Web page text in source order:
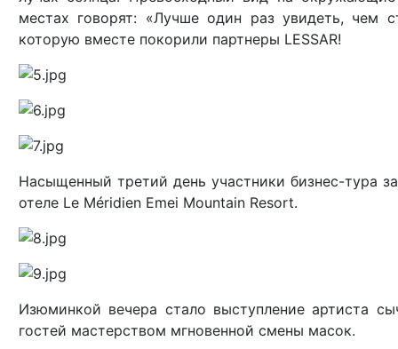
местах говорят: «Лучше один раз увидеть, чем
которую вместе покорили партнеры LESSAR!
Насыщенный третий день участники бизнес-тура
отеле Le Méridien Emei Mountain Resort.
Изюминкой вечера стало выступление артиста
гостей мастерством мгновенной смены масок.